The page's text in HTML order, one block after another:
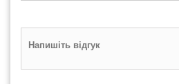
Напишіть відгук